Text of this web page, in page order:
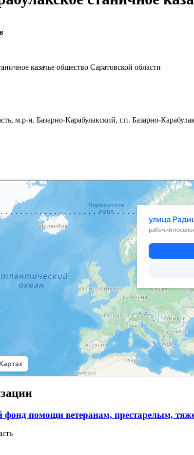
казачье общество Саратовской области
м.р-н. Базарно-Карабулакский, г.п. Базарно-
фонд помощи ветеранам, престарелым,